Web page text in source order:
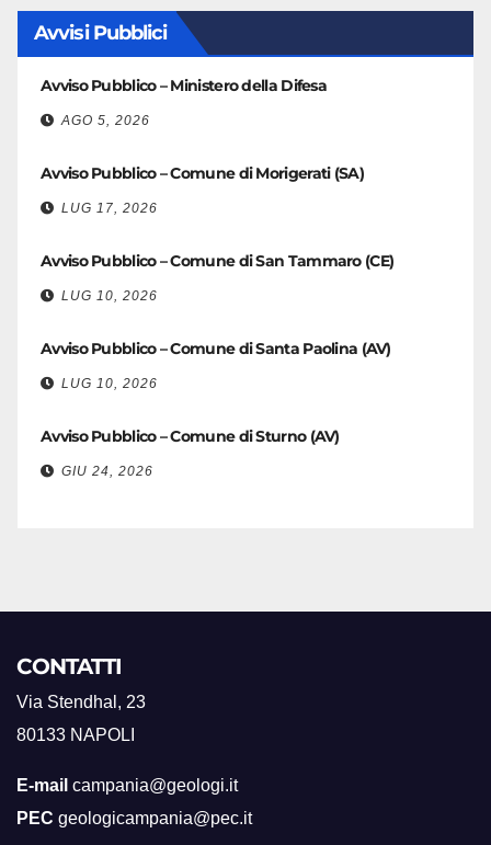
Avvisi Pubblici
Avviso Pubblico – Ministero della Difesa
AGO 5, 2026
Avviso Pubblico – Comune di Morigerati (SA)
LUG 17, 2026
Avviso Pubblico – Comune di San Tammaro (CE)
LUG 10, 2026
Avviso Pubblico – Comune di Santa Paolina (AV)
LUG 10, 2026
Avviso Pubblico – Comune di Sturno (AV)
GIU 24, 2026
CONTATTI
Via Stendhal, 23
80133 NAPOLI
E-mail campania@geologi.it
PEC geologicampania@pec.it